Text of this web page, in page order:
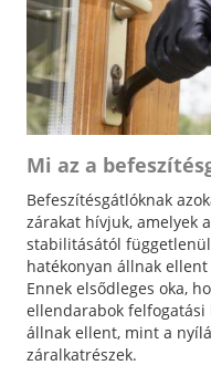
Mi az a
Befeszítésgátlóknak
zárakat hívjuk, amelyek
stabilitásától
hatékonyan állnak
Ennek elsődleges oka,
ellendarabok felfogatási
állnak ellent, mint a
záralkatrészek.